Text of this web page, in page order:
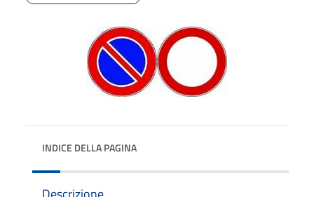
INDICE DELLA PAGINA